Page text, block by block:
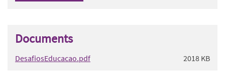
Documents
DesafiosEducacao.pdf 2018 KB